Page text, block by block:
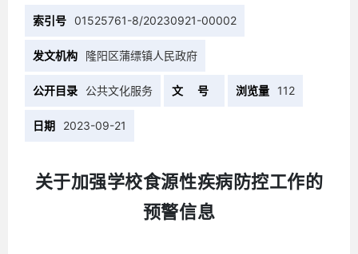
索引号 01525761-8/20230921-00002
发文机构 隆阳区蒲缥镇人民政府
公开目录 公共文化服务 文 号 浏览量 112
日期 2023-09-21
关于加强学校食源性疾病防控工作的
预警信息